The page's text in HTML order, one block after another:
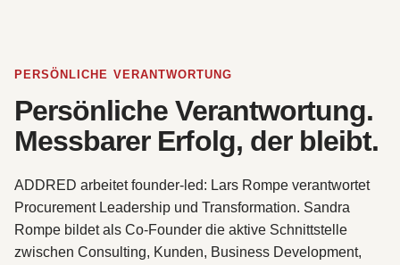
PERSÖNLICHE VERANTWORTUNG
Persönliche Verantwortung.
Messbarer Erfolg, der bleibt.
ADDRED arbeitet founder-led: Lars Rompe verantwortet
Procurement Leadership und Transformation. Sandra
Rompe bildet als Co-Founder die aktive Schnittstelle
zwischen Consulting, Kunden, Business Development,